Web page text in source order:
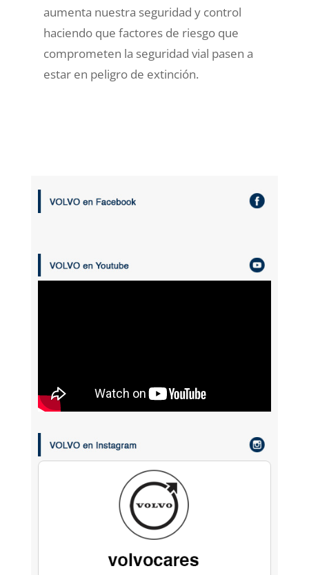
aumenta nuestra seguridad y control
haciendo que factores de riesgo que
comprometen la seguridad vial pasen a
estar en peligro de extinción.